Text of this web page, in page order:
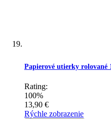
Papierové utierky rolované
Rating:
100%
13,90 €
Rýchle zobrazenie